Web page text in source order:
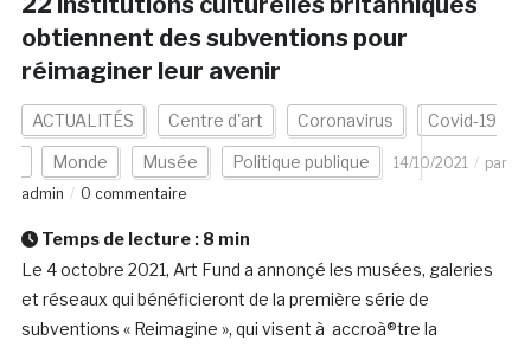
obtiennent des subventions pour
réimaginer leur avenir
ACTUALITÉS Centre d'art Coronavirus Covid-19
Monde Musée Politique publique 14/10/2021
par
admin
0 commentaire
Temps de lecture : 8 min
Le 4 octobre 2021, Art Fund a annonçé les musées, galeries
et réseaux qui bénéficieront de la première série de
subventions « Reimagine », qui visent à accroà®tre la